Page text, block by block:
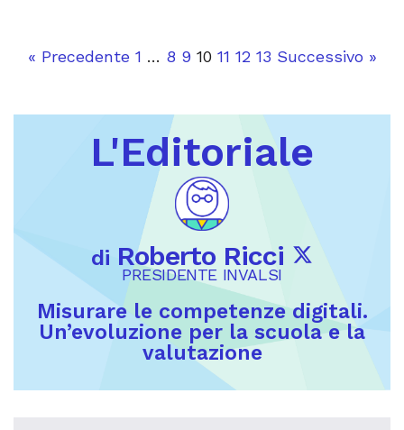
« Precedente 1 … 8 9 10 11 12 13 Successivo »
L'Editoriale
di Roberto Ricci
PRESIDENTE INVALSI
Misurare le competenze digitali.
Un’evoluzione per la scuola e la
valutazione